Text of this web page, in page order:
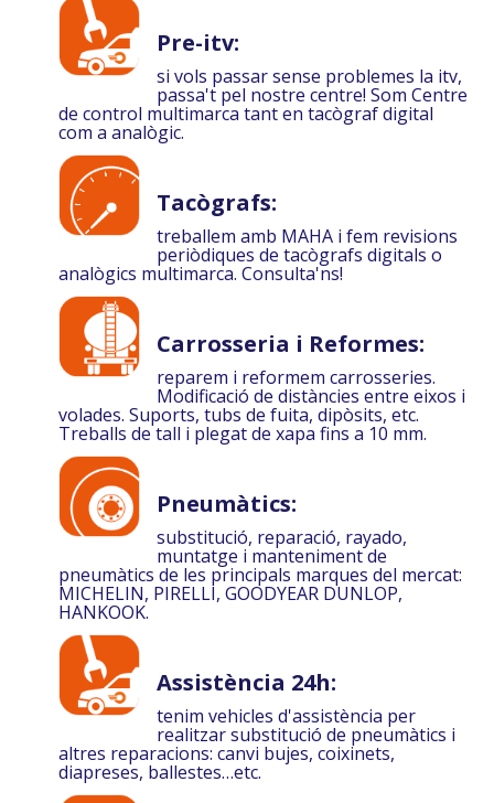
Pre-itv:
si vols passar sense problemes la itv,
passa't pel nostre centre! Som Centre
de control multimarca tant en tacògraf digital
com a analògic.
Tacògrafs:
treballem amb MAHA i fem revisions
periòdiques de tacògrafs digitals o
analògics multimarca. Consulta'ns!
Carrosseria i Reformes:
reparem i reformem carrosseries.
Modificació de distàncies entre eixos i
volades. Suports, tubs de fuita, dipòsits, etc.
Treballs de tall i plegat de xapa fins a 10 mm.
Pneumàtics:
substitució, reparació, rayado,
muntatge i manteniment de
pneumàtics de les principals marques del mercat:
MICHELIN, PIRELLI, GOODYEAR DUNLOP,
HANKOOK.
Assistència 24h:
tenim vehicles d'assistència per
realitzar substitució de pneumàtics i
altres reparacions: canvi bujes, coixinets,
diapreses, ballestes…etc.